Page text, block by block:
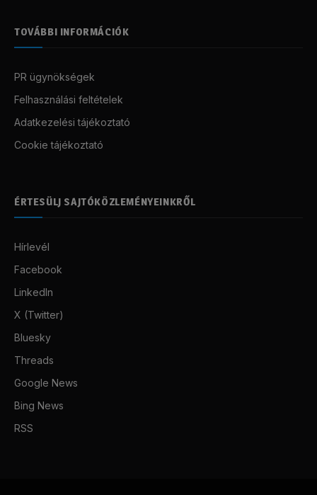
TOVÁBBI INFORMÁCIÓK
PR ügynökségek
Felhasználási feltételek
Adatkezelési tájékoztató
Cookie tájékoztató
ÉRTESÜLJ SAJTÓKÖZLEMÉNYEINKRŐL
Hírlevél
Facebook
LinkedIn
X (Twitter)
Bluesky
Threads
Google News
Bing News
RSS